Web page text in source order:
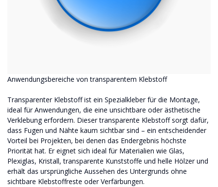
Anwendungsbereiche von transparentem Klebstoff
Transparenter Klebstoff ist ein Spezialkleber für die Montage,
ideal für Anwendungen, die eine unsichtbare oder ästhetische
Verklebung erfordern. Dieser transparente Klebstoff sorgt dafür,
dass Fugen und Nähte kaum sichtbar sind – ein entscheidender
Vorteil bei Projekten, bei denen das Endergebnis höchste
Priorität hat. Er eignet sich ideal für Materialien wie Glas,
Plexiglas, Kristall, transparente Kunststoffe und helle Hölzer und
erhält das ursprüngliche Aussehen des Untergrunds ohne
sichtbare Klebstoffreste oder Verfärbungen.